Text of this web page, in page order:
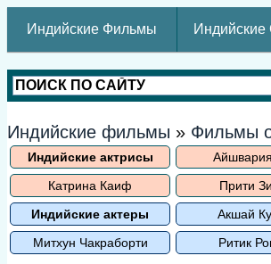
Индийские Фильмы
Индийские фильмы » Фильмы
Индийские актрисы
Катрина Каиф
Прити
Индийские актеры
Акшай
Митхун Чакраборти
Ритик